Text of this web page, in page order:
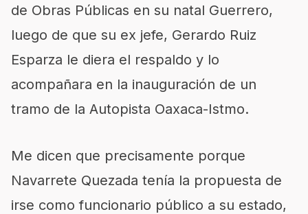
de Obras Públicas en su natal Guerrero,
luego de que su ex jefe, Gerardo Ruiz
Esparza le diera el respaldo y lo
acompañara en la inauguración de un
tramo de la Autopista Oaxaca-Istmo.
Me dicen que precisamente porque
Navarrete Quezada tenía la propuesta de
irse como funcionario público a su estado,